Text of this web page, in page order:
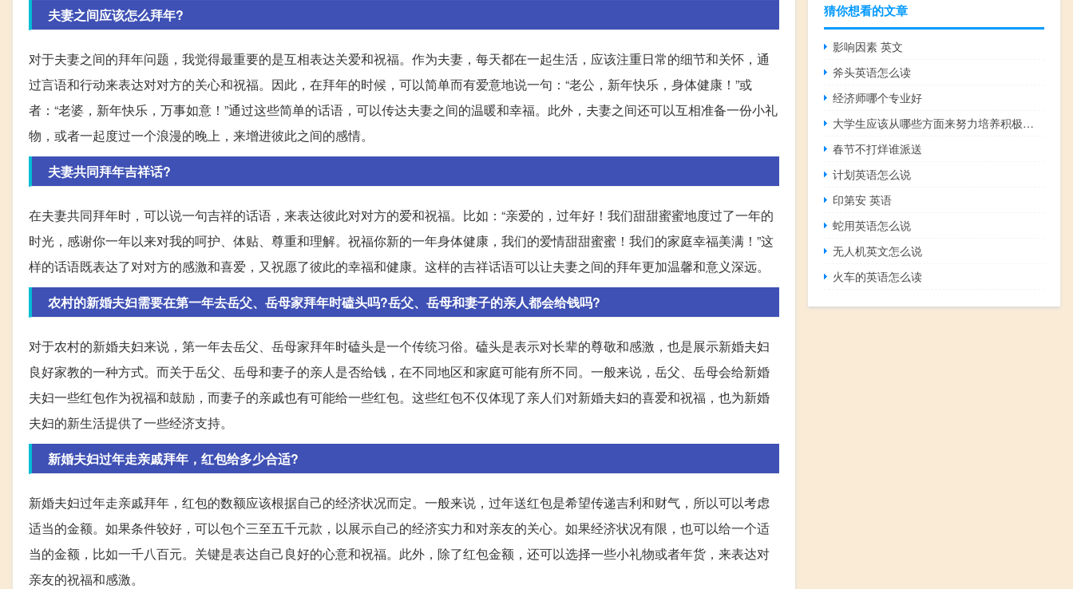
夫妻之间应该怎么拜年?
对于夫妻之间的拜年问题，我觉得最重要的是互相表达关爱和祝福。作为夫妻，每天都在一起生活，应该注重日常的细节和关怀，通
过言语和行动来表达对对方的关心和祝福。因此，在拜年的时候，可以简单而有爱意地说一句：“老公，新年快乐，身体健康！”或
者：“老婆，新年快乐，万事如意！”通过这些简单的话语，可以传达夫妻之间的温暖和幸福。此外，夫妻之间还可以互相准备一份小礼
物，或者一起度过一个浪漫的晚上，来增进彼此之间的感情。
夫妻共同拜年吉祥话?
在夫妻共同拜年时，可以说一句吉祥的话语，来表达彼此对对方的爱和祝福。比如：“亲爱的，过年好！我们甜甜蜜蜜地度过了一年的
时光，感谢你一年以来对我的呵护、体贴、尊重和理解。祝福你新的一年身体健康，我们的爱情甜甜蜜蜜！我们的家庭幸福美满！”这
样的话语既表达了对对方的感激和喜爱，又祝愿了彼此的幸福和健康。这样的吉祥话语可以让夫妻之间的拜年更加温馨和意义深远。
农村的新婚夫妇需要在第一年去岳父、岳母家拜年时磕头吗?岳父、岳母和妻子的亲人都会给钱吗?
对于农村的新婚夫妇来说，第一年去岳父、岳母家拜年时磕头是一个传统习俗。磕头是表示对长辈的尊敬和感激，也是展示新婚夫妇
良好家教的一种方式。而关于岳父、岳母和妻子的亲人是否给钱，在不同地区和家庭可能有所不同。一般来说，岳父、岳母会给新婚
夫妇一些红包作为祝福和鼓励，而妻子的亲戚也有可能给一些红包。这些红包不仅体现了亲人们对新婚夫妇的喜爱和祝福，也为新婚
夫妇的新生活提供了一些经济支持。
新婚夫妇过年走亲戚拜年，红包给多少合适?
新婚夫妇过年走亲戚拜年，红包的数额应该根据自己的经济状况而定。一般来说，过年送红包是希望传递吉利和财气，所以可以考虑
适当的金额。如果条件较好，可以包个三至五千元款，以展示自己的经济实力和对亲友的关心。如果经济状况有限，也可以给一个适
当的金额，比如一千八百元。关键是表达自己良好的心意和祝福。此外，除了红包金额，还可以选择一些小礼物或者年货，来表达对
亲友的祝福和感激。
猜你想看的文章
影响因素 英文
斧头英语怎么读
经济师哪个专业好
大学生应该从哪些方面来努力培养积极情绪
春节不打烊谁派送
计划英语怎么说
印第安 英语
蛇用英语怎么说
无人机英文怎么说
火车的英语怎么读